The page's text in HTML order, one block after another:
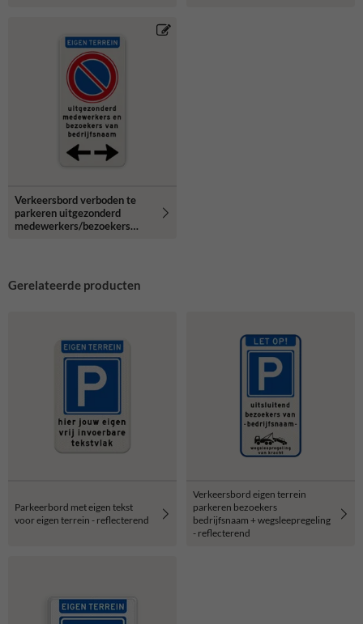
Verkeersbord verboden te
parkeren uitgezonderd
medewerkers/bezoekers
Gerelateerde producten
Parkeerbord met eigen tekst
voor eigen terrein - reflecterend
Verkeersbord eigen terrein
parkeren bezoekers
bedrijfsnaam + wegsleepregeling
- reflecterend